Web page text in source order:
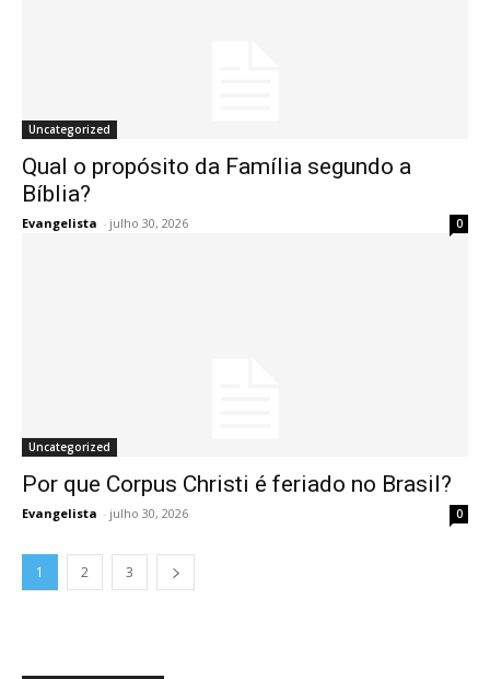
Uncategorized
Qual o propósito da Família segundo a
Bíblia?
Evangelista - julho 30, 2026 0
Uncategorized
Por que Corpus Christi é feriado no Brasil?
Evangelista - julho 30, 2026 0
1 2 3